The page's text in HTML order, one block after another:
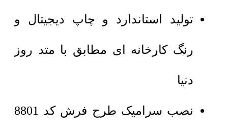
تولید استاندارد و چاپ دیجیتال و
رنگ کارخانه ای مطابق با متد روز
دنیا
نصب سرامیک طرح فرش کد 8801